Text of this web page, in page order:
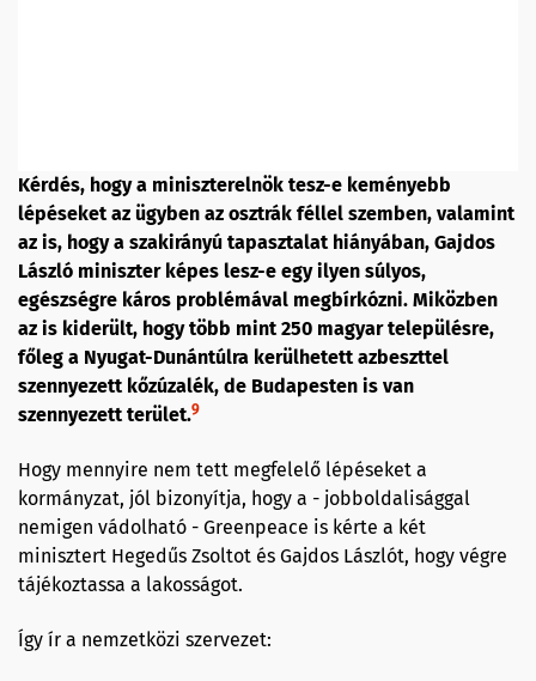
Kérdés, hogy a miniszterelnök tesz-e keményebb
lépéseket az ügyben az osztrák féllel szemben, valamint
az is, hogy a szakirányú tapasztalat hiányában, Gajdos
László miniszter képes lesz-e egy ilyen súlyos,
egészségre káros problémával megbírkózni. Miközben
az is kiderült, hogy több mint 250 magyar településre,
főleg a Nyugat-Dunántúlra kerülhetett azbeszttel
szennyezett kőzúzalék, de Budapesten is van
szennyezett terület.9
Hogy mennyire nem tett megfelelő lépéseket a
kormányzat, jól bizonyítja, hogy a - jobboldalisággal
nemigen vádolható - Greenpeace is kérte a két
minisztert Hegedűs Zsoltot és Gajdos Lászlót, hogy végre
tájékoztassa a lakosságot.
Így ír a nemzetközi szervezet: